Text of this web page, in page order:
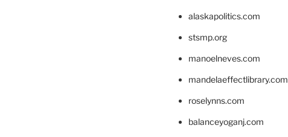
alaskapolitics.com
stsmp.org
manoelneves.com
mandelaeffectlibrary.com
roselynns.com
balanceyoganj.com